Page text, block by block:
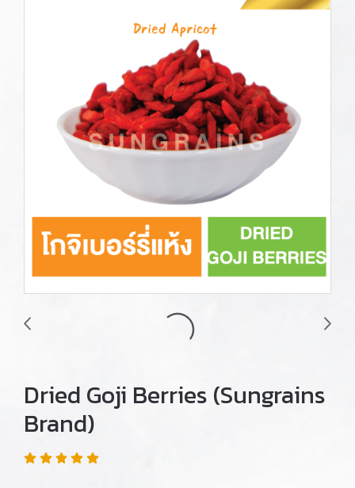
Dried Goji Berries (Sungrains
Brand)